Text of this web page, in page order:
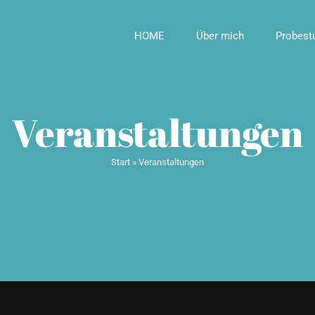
HOME Über mich
Veranstaltungen
Start » Veranstaltungen